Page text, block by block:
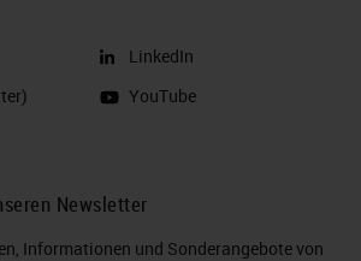
LinkedIn
YouTube
Newsletter
Informationen und Sonderangebote von